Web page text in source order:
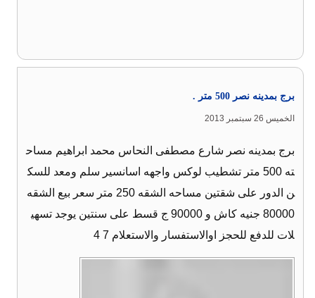
برج بمدينه نصر 500 متر .
الخميس 26 سبتمبر 2013
برج بمدينه نصر شارع مصطفى النحاس محمد ابراهيم مساح
ته 500 متر تشطيب لوكس واجهه اسانسير سلم ومعد للسك
ن الدور على شقتين مساحه الشقه 250 متر سعر بيع الشقه
80000 جنيه كاش و 90000 ج قسط على سنتين يوجد تسهي
لات للدفع للحجز اوالاستفسار والاستعلام 7 4